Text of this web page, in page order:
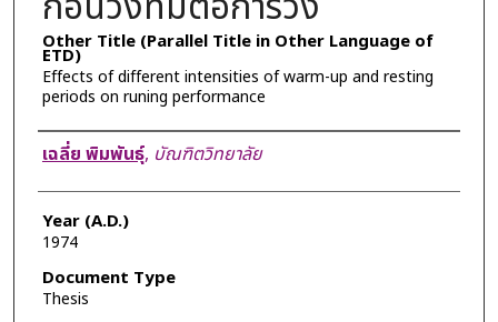
Other Title (Parallel Title in Other Language of
ETD)
Effects of different intensities of warm-up and resting
periods on runing performance
Author
เฉลี่ย พิมพันธุ์, บัณฑิตวิทยาลัย
Year (A.D.)
1974
Document Type
Thesis